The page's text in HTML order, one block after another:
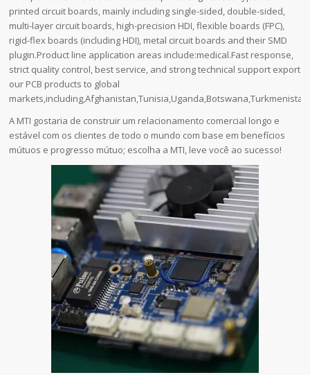
printed circuit boards, mainly including single-sided, double-sided,
multi-layer circuit boards, high-precision HDI, flexible boards (FPC),
rigid-flex boards (including HDI), metal circuit boards and their SMD
plugin.Product line application areas include:medical.Fast response,
strict quality control, best service, and strong technical support export
our PCB products to global
A MTI gostaria de construir um relacionamento comercial longo e
estável com os clientes de todo o mundo com base em benefícios
mútuos e progresso mútuo; escolha a MTI, leve você ao sucesso!